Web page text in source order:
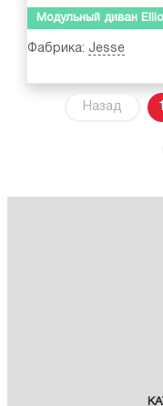
Модульный диван
Фабрика: Jesse
Назад 1